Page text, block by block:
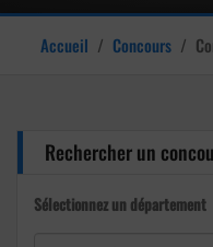
Accueil / Concours /
Rechercher un
Sélectionnez un département